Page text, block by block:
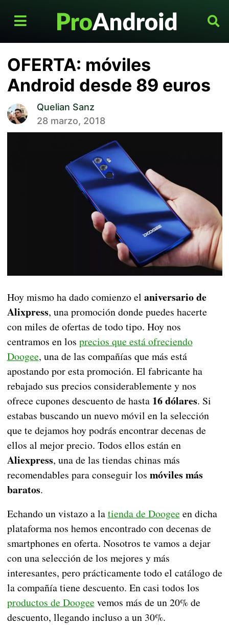
OFERTA: móviles
Android desde 89 euros
Quelian Sanz
28 marzo, 2018
Hoy mismo ha dado comienzo el aniversario de
Alixpress, una promoción donde puedes hacerte
con miles de ofertas de todo tipo. Hoy nos
centramos en los precios que está ofreciendo
Doogee, una de las compañías que más está
apostando por esta promoción. El fabricante ha
rebajado sus precios considerablemente y nos
ofrece cupones descuento de hasta 16 dólares. Si
estabas buscando un nuevo móvil en la selección
que te dejamos hoy podrás encontrar decenas de
ellos al mejor precio. Todos ellos están en
Aliexpress, una de las tiendas chinas más
recomendables para conseguir los móviles más
baratos.
Echando un vistazo a latienda de Doogee en dicha
plataforma nos hemos encontrado con decenas de
smartphones en oferta. Nosotros te vamos a dejar
con una selección de los mejores y más
interesantes, pero prácticamente todo el catálogo de
la compañía tiene descuento. En casi todos los
productos de Doogee vemos más de un 20% de
descuento, llegando incluso a un 30%.